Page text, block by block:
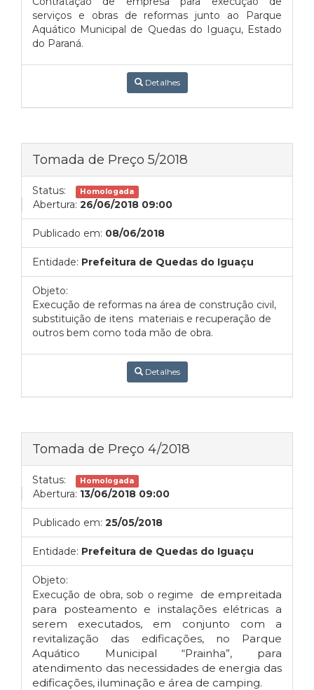
serviços e obras de reformas junto ao Parque
Aquático Municipal de Quedas do Iguaçu, Estado
do Paraná.
Detalhes
Tomada de Preço 5/2018
Status: Homologada
Abertura: 26/06/2018 09:00
Publicado em: 08/06/2018
Entidade: Prefeitura de Quedas do Iguaçu
Objeto:
Execução de reformas na área de construção civil,
substituição de itens materiais e recuperação de
outros bem como toda mão de obra.
Detalhes
Tomada de Preço 4/2018
Status: Homologada
Abertura: 13/06/2018 09:00
Publicado em: 25/05/2018
Entidade: Prefeitura de Quedas do Iguaçu
Objeto:
Execução de obra, sob o regime de empreitada
para posteamento e instalações elétricas a
serem executados, em conjunto com a
revitalização das edificações, no Parque
Aquático Municipal “Prainha”, para
atendimento das necessidades de energia das
edificações, iluminação e área de camping.